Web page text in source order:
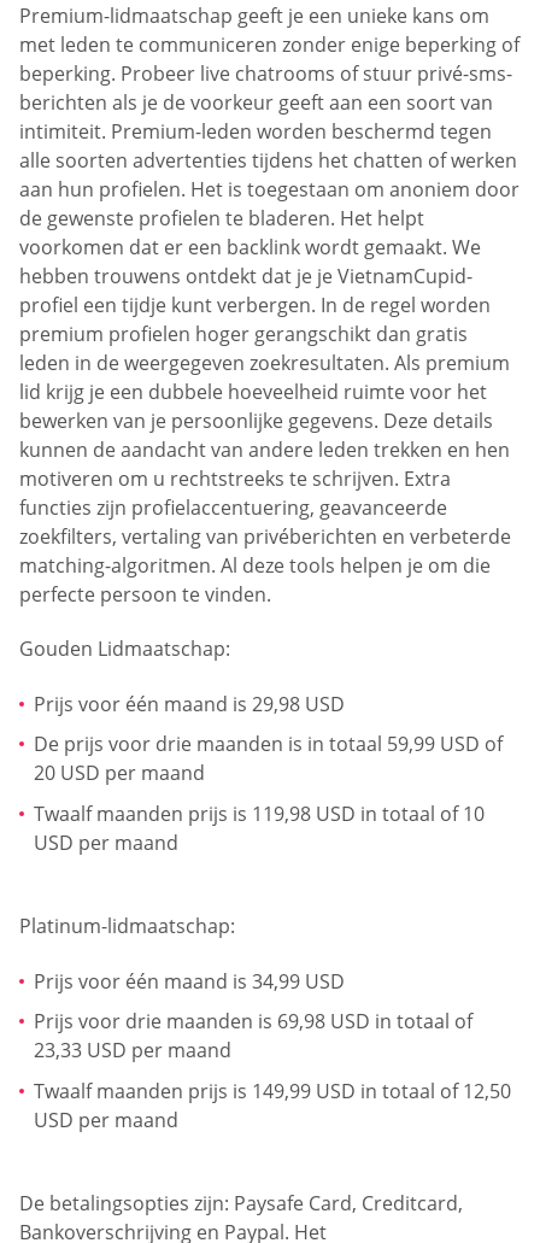
Premium-lidmaatschap geeft je een unieke kans om
met leden te communiceren zonder enige beperking of
beperking. Probeer live chatrooms of stuur privé-sms-
berichten als je de voorkeur geeft aan een soort van
intimiteit. Premium-leden worden beschermd tegen
alle soorten advertenties tijdens het chatten of werken
aan hun profielen. Het is toegestaan om anoniem door
de gewenste profielen te bladeren. Het helpt
voorkomen dat er een backlink wordt gemaakt. We
hebben trouwens ontdekt dat je je VietnamCupid-
profiel een tijdje kunt verbergen. In de regel worden
premium profielen hoger gerangschikt dan gratis
leden in de weergegeven zoekresultaten. Als premium
lid krijg je een dubbele hoeveelheid ruimte voor het
bewerken van je persoonlijke gegevens. Deze details
kunnen de aandacht van andere leden trekken en hen
motiveren om u rechtstreeks te schrijven. Extra
functies zijn profielaccentuering, geavanceerde
zoekfilters, vertaling van privéberichten en verbeterde
matching-algoritmen. Al deze tools helpen je om die
perfecte persoon te vinden.
Gouden Lidmaatschap:
Prijs voor één maand is 29,98 USD
De prijs voor drie maanden is in totaal 59,99 USD of
20 USD per maand
Twaalf maanden prijs is 119,98 USD in totaal of 10
USD per maand
Platinum-lidmaatschap:
Prijs voor één maand is 34,99 USD
Prijs voor drie maanden is 69,98 USD in totaal of
23,33 USD per maand
Twaalf maanden prijs is 149,99 USD in totaal of 12,50
USD per maand
De betalingsopties zijn: Paysafe Card, Creditcard,
Bankoverschrijving en Paypal. Het